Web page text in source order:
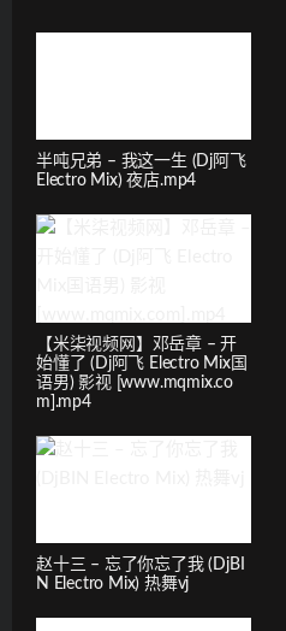
半吨兄弟 – 我这一生 (Dj阿飞
Electro Mix) 夜店.mp4
【米柒视频网】邓岳章 – 开
始懂了 (Dj阿飞 Electro Mix国
语男) 影视 [www.mqmix.co
m].mp4
赵十三 – 忘了你忘了我 (DjBI
N Electro Mix) 热舞vj